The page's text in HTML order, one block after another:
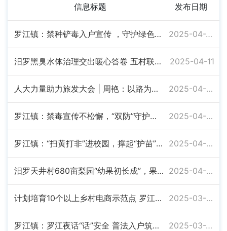
信息标题 发布日期
罗江镇：禁种铲毒入户宣传 ，守护绿色无毒家园 2025-04-23
汨罗黑臭水体治理交出暖心答卷 五村联赠锦旗见证生态蝶变 2025-04-11
人大力量助力旅发大会 | 周艳：以路为笔 绘就乡村振兴新画卷 2025-04-05
罗江镇：禁毒宣传不松懈，“双防”守护助成长 2025-04-03
罗江镇：“扫黄打非”进校园，撑起“护苗”保护伞 2025-04-02
汨罗天井村680亩梨园“幼果初长成”，果农抢农时保丰收 2025-04-02
计划培育10个以上乡村电商示范点 罗江镇举办农村电商培训 2025-03-30
罗江镇：罗江夜话“话”安全 普法入户筑防线 2025-03-26